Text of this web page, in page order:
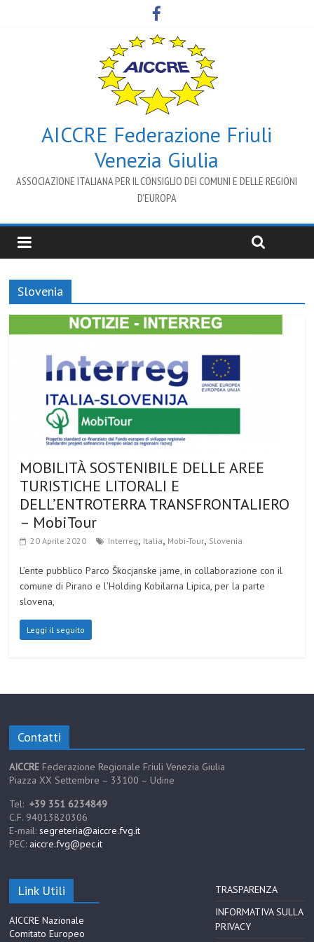
AICCRE Federazione Friuli
Venezia Giulia
ASSOCIAZIONE ITALIANA PER IL CONSIGLIO DEI COMUNI E DELLE REGIONI
D’EUROPA
Slovenia
MOBILITÀ SOSTENIBILE DELLE AREE
TURISTICHE LITORALI E
DELL’ENTROTERRA TRANSFRONTALIERO
– MobiTour
20 Aprile 2020 Interreg, Italia, Mobi-Tour, Slovenia
L’ente pubblico Parco Škocjanske jame, in collaborazione con il
comune di Pirano e l’Holding Kobilarna Lipica, per la parte
slovena,
Leggi il seguito
Contatti
AICCRE Federazione Regionale Friuli Venezia Giulia
Piazza XX Settembre – 33100 – Udine
Tel:+39 351 6234849
C.F. 94013820306
E-mail:segreteria@aiccre.fvg.it
PEC: aiccre.fvg@pec.it
Link Utili
AICCRE Nazionale
Comitato Europeo
TRASPARENZA
INFORMATIVA SULLA
PRIVACY